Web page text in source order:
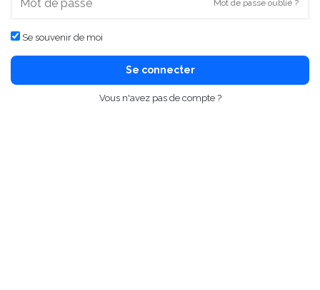
Mot de passe oublié ?
Se souvenir de moi
Se connecter
Vous n'avez pas de compte ?